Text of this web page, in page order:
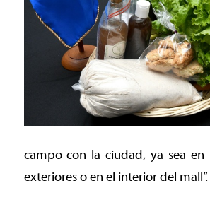
campo con la ciudad, ya sea en
exteriores o en el interior del mall”.